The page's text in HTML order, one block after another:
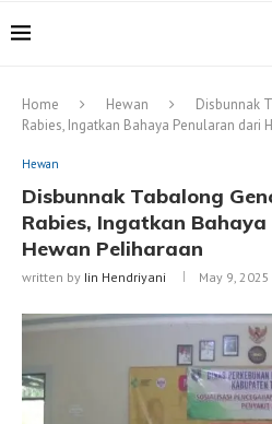
Home Hewan
Disbunnak
Rabies, Ingatkan Bahaya Penularan dari
Hewan
Disbunnak Tabalong
Rabies, Ingatkan
Hewan Peliharaan
written by Iin Hendriyani May 9, 2025